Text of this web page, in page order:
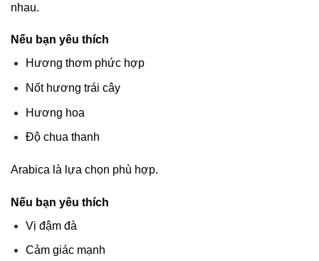
nhau.
Nếu bạn yêu thích
Hương thơm phức hợp
Nốt hương trái cây
Hương hoa
Độ chua thanh
Arabica là lựa chọn phù hợp.
Nếu bạn yêu thích
Vị đậm đà
Cảm giác mạnh